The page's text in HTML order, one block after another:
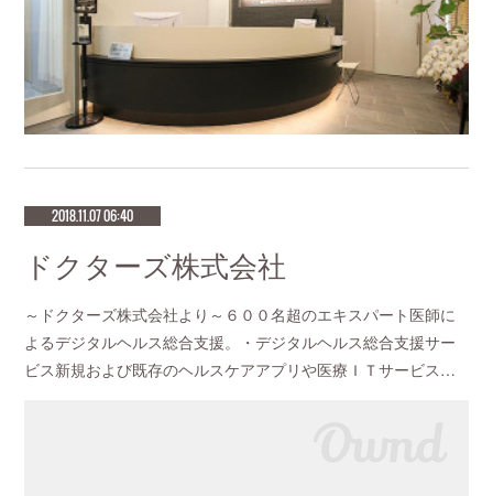
2018.11.07 06:40
ドクターズ株式会社
～ドクターズ株式会社より～６００名超のエキスパート医師に
よるデジタルヘルス総合支援。・デジタルヘルス総合支援サー
ビス新規および既存のヘルスケアアプリや医療ＩＴサービス…